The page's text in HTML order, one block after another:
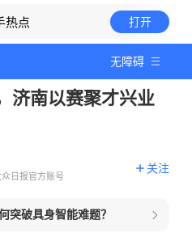
热点 打开
无障碍
济南以赛聚才兴业
众日报官方账号
关注
突破具身智能难题？